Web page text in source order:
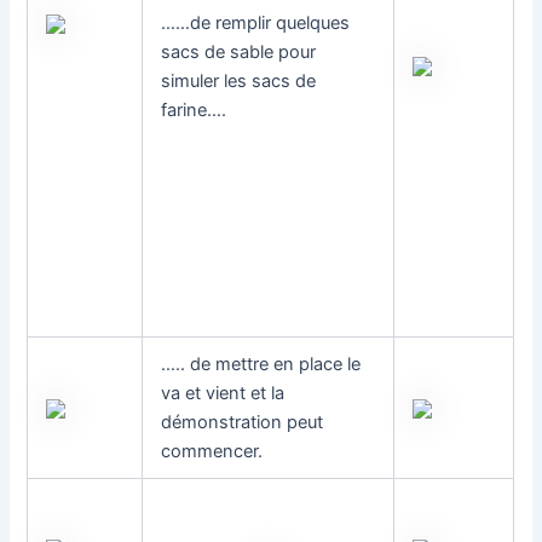
……de remplir quelques
sacs de sable pour
simuler les sacs de
farine….
….. de mettre en place le
va et vient et la
démonstration peut
commencer.